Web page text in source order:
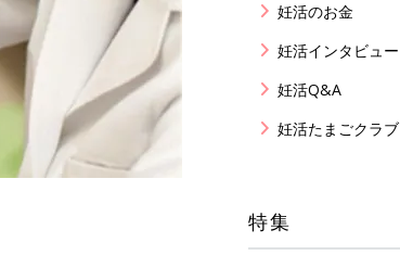
妊活のお金
妊活インタビュー
妊活Q&A
妊活たまごクラブ
特集